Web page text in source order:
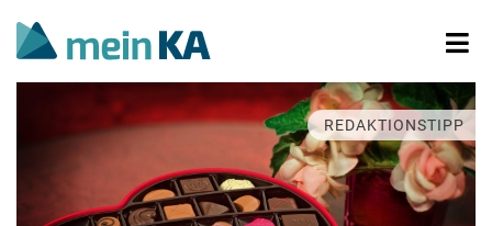
REDAKTIONSTIPP